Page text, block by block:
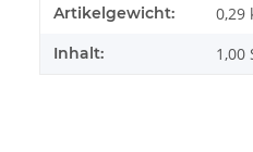
Artikelgewicht: 0,29
Inhalt: 1,00